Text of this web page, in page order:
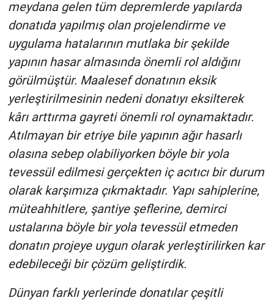
meydana gelen tüm depremlerde yapılarda
donatıda yapılmış olan projelendirme ve
uygulama hatalarının mutlaka bir şekilde
yapının hasar almasında önemli rol aldığını
görülmüştür. Maalesef donatının eksik
yerleştirilmesinin nedeni donatıyı eksilterek
kârı arttırma gayreti önemli rol oynamaktadır.
Atılmayan bir etriye bile yapının ağır hasarlı
olasına sebep olabiliyorken böyle bir yola
tevessül edilmesi gerçekten iç acıtıcı bir durum
olarak karşımıza çıkmaktadır. Yapı sahiplerine,
müteahhitlere, şantiye şeflerine, demirci
ustalarına böyle bir yola tevessül etmeden
donatın projeye uygun olarak yerleştirilirken kar
edebileceği bir çözüm geliştirdik.
Dünyan farklı yerlerinde donatılar çeşitli